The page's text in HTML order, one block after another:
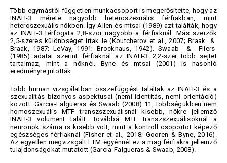
Több egymástól független munkacsoport is megerősítette, hogy az
INAH-3 mérete nagyobb heteroszexuális férfiakban, mint
heteroszexuális nőkben. Így Allen és mtsai (1989) azt találták, hogy
az INAH-3 térfogata 2,8-szor nagyobb a férfiaknál. Más szerzők
2,5-szeres különbséget írtak le (Koutcherov et al., 2007; Braak &
Braak, 1987; LeVay, 1991; Brockhaus, 1942). Swaab & Fliers
(1985) adatai szerint férfiaknál az INAH-3 2,2-szer több sejtet
tartalmaz, mint a nőknél. Byne és mtsai (2001) is hasonló
eredményre jutották.
Több human vizsgálatban összefüggést találtak az INAH-3 és a
szexualitás bizonyos aspektusai (nemi identitás, nemi orientáció)
között. Garcia-Falgueras és Swaab (2008) 11, többségükben nem
homoszexuális MTF transzszexuálisnál kisebb, nőkre jellemző
INAH-3 volument talált. Továbbá MTF transzszexuálisoknál a
neuronok száma is kisebb volt, mint a kontroll csoportot képező
egészséges férfiaknál (Fisher et al., 2018; Gooren & Byne, 2016).
Az egyetlen megvizsgált FTM egyénnél ez a mag férfiakra jellemző
tulajdonságokat mutatott (Garcia-Falgueras & Swaab, 2008).